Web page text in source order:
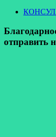
отправить